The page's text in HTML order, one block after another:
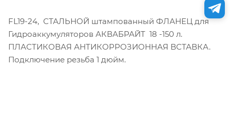
FL19-24, СТАЛЬНОЙ штампованный ФЛАНЕЦ для
Гидроаккумуляторов АКВАБРАЙТ 18 -150 л.
ПЛАСТИКОВАЯ АНТИКОРРОЗИОННАЯ ВСТАВКА.
Подключение резьба 1 дюйм.